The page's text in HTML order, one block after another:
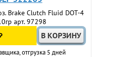
Brake Clutch Fluid DOT-4
арт. 97298
отгрузка 5 дней